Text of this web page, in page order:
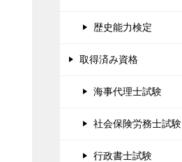
歴史能力検定
取得済み資格
海事代理士試験
社会保険労務士試験
行政書士試験